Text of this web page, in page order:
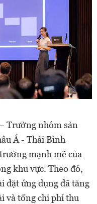
Trưởng nhóm sản
Á - Thái Bình
mạnh mẽ của
khu vực. Theo đó,
đặt ứng dụng đã tăng
và tổng chi phí thu